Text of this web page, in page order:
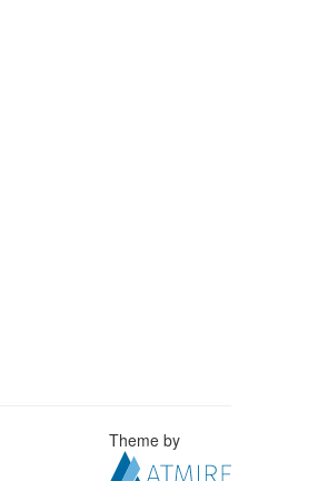
Theme by